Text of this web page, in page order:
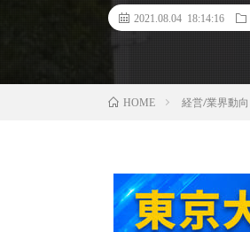
2021.08.04 18:14:16
HOME 経営/業界動向